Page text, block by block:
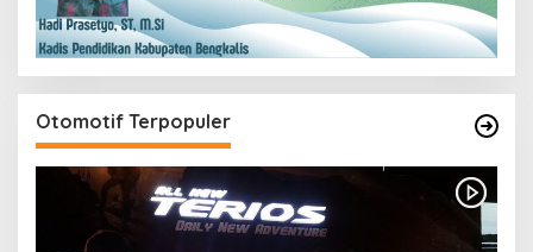
Otomotif Terpopuler